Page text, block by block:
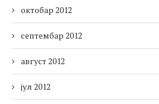
октобар 2012
септембар 2012
август 2012
јул 2012